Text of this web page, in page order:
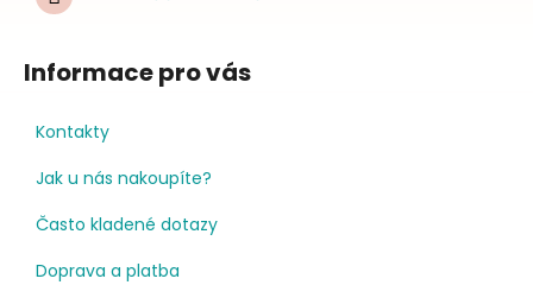
Informace pro vás
Kontakty
Jak u nás nakoupíte?
Často kladené dotazy
Doprava a platba